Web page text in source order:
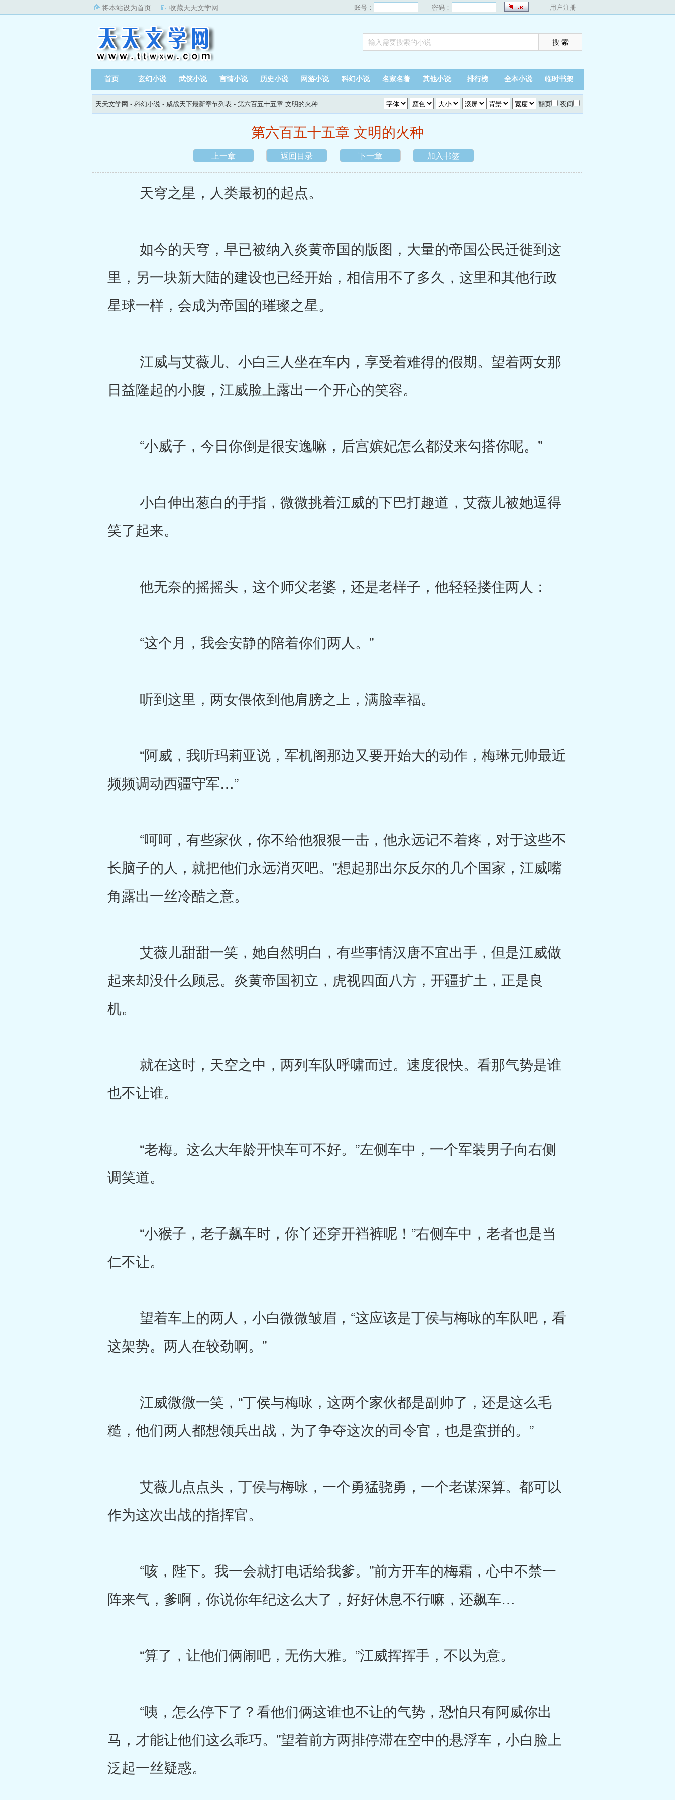
将本站设为首页 收藏天天文学网 账号： 密码： 用户注册
首页 玄幻小说 武侠小说 言情小说 历史小说 网游小说 科幻小说 名家名著 其他小说 排行榜 全本小说 临时书架
天天文学网 - 科幻小说 - 威战天下最新章节列表 - 第六百五十五章 文明的火种 翻页 夜间
第六百五十五章 文明的火种
上一章 返回目录 下一章 加入书签
天穹之星，人类最初的起点。
如今的天穹，早已被纳入炎黄帝国的版图，大量的帝国公民迁徙到这
里，另一块新大陆的建设也已经开始，相信用不了多久，这里和其他行政
星球一样，会成为帝国的璀璨之星。
江威与艾薇儿、小白三人坐在车内，享受着难得的假期。望着两女那
日益隆起的小腹，江威脸上露出一个开心的笑容。
“小威子，今日你倒是很安逸嘛，后宫嫔妃怎么都没来勾搭你呢。”
小白伸出葱白的手指，微微挑着江威的下巴打趣道，艾薇儿被她逗得
笑了起来。
他无奈的摇摇头，这个师父老婆，还是老样子，他轻轻搂住两人：
“这个月，我会安静的陪着你们两人。”
听到这里，两女偎依到他肩膀之上，满脸幸福。
“阿威，我听玛莉亚说，军机阁那边又要开始大的动作，梅琳元帅最近
频频调动西疆守军…”
“呵呵，有些家伙，你不给他狠狠一击，他永远记不着疼，对于这些不
长脑子的人，就把他们永远消灭吧。”想起那出尔反尔的几个国家，江威嘴
角露出一丝冷酷之意。
艾薇儿甜甜一笑，她自然明白，有些事情汉唐不宜出手，但是江威做
起来却没什么顾忌。炎黄帝国初立，虎视四面八方，开疆扩土，正是良
机。
就在这时，天空之中，两列车队呼啸而过。速度很快。看那气势是谁
也不让谁。
“老梅。这么大年龄开快车可不好。”左侧车中，一个军装男子向右侧
调笑道。
“小猴子，老子飙车时，你丫还穿开裆裤呢！”右侧车中，老者也是当
仁不让。
望着车上的两人，小白微微皱眉，“这应该是丁侯与梅咏的车队吧，看
这架势。两人在较劲啊。”
江威微微一笑，“丁侯与梅咏，这两个家伙都是副帅了，还是这么毛
糙，他们两人都想领兵出战，为了争夺这次的司令官，也是蛮拼的。”
艾薇儿点点头，丁侯与梅咏，一个勇猛骁勇，一个老谋深算。都可以
作为这次出战的指挥官。
“咳，陛下。我一会就打电话给我爹。”前方开车的梅霜，心中不禁一
阵来气，爹啊，你说你年纪这么大了，好好休息不行嘛，还飙车…
“算了，让他们俩闹吧，无伤大雅。”江威挥挥手，不以为意。
“咦，怎么停下了？看他们俩这谁也不让的气势，恐怕只有阿威你出
马，才能让他们这么乖巧。”望着前方两排停滞在空中的悬浮车，小白脸上
泛起一丝疑惑。